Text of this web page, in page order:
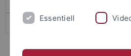
Essentiell